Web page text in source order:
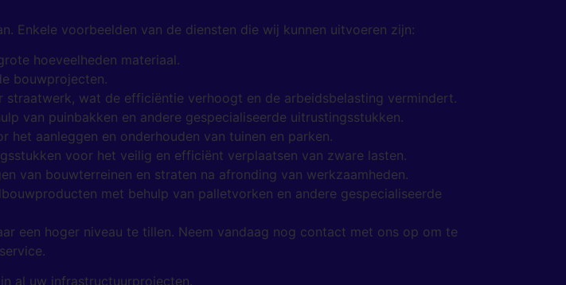
Enkele voorbeelden van de diensten die wij kunnen uitvoeren zijn:
hoeveelheden materiaal.
bouwprojecten.
straatwerk, wat de efficiëntie verhoogt en de arbeidsbelasting vermindert.
van puinbakken en andere gespecialiseerde uitrustingsstukken.
het aanleggen en onderhouden van tuinen en parken.
voor het veilig en efficiënt verplaatsen van zware lasten.
van bouwterreinen en straten na afronding van werkzaamheden.
met behulp van palletvorken en andere gespecialiseerde
een hoger niveau te tillen. Neem vandaag nog contact met ons op om te
al uw infrastructuurprojecten.